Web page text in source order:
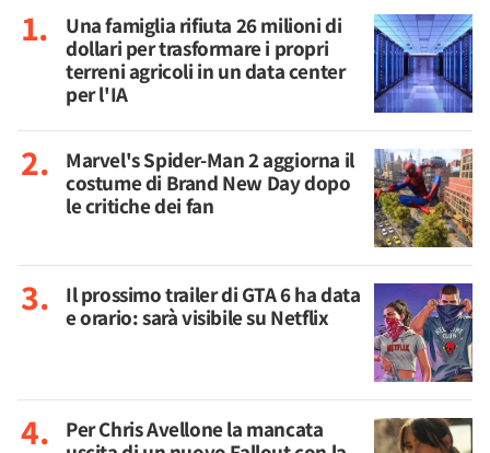
Una famiglia rifiuta 26 milioni di
dollari per trasformare i propri
terreni agricoli in un data center
per l'IA
Marvel's Spider-Man 2 aggiorna il
costume di Brand New Day dopo
le critiche dei fan
Il prossimo trailer di GTA 6 ha data
e orario: sarà visibile su Netflix
Per Chris Avellone la mancata